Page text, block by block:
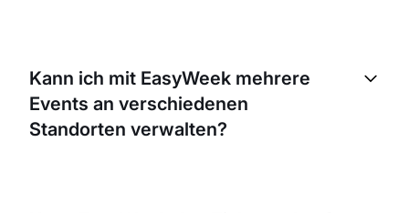
Wir stellen eine einfache, verständliche Anleitung
bereit, die Sie Schritt für Schritt durch die
Integration führt.
Kann ich mit EasyWeek mehrere
Events an verschiedenen
Standorten verwalten?